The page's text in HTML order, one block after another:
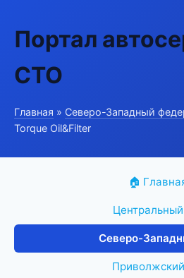
Портал
СТО
Главная » Северо-Западный
Torque Oil&Filter
🏠
Северо-